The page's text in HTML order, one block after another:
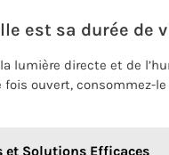
est sa durée de
lumière directe et de
fois ouvert, consommez-
et Solutions Efficaces